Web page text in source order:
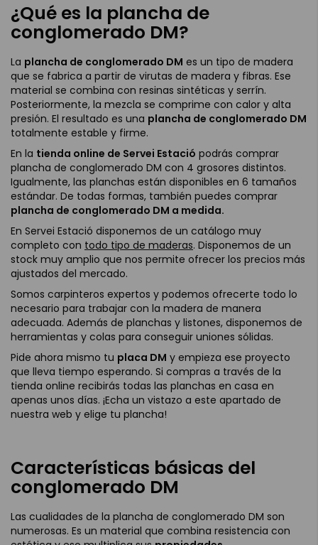
¿Qué es la plancha de
conglomerado DM?
La plancha de conglomerado DM es un tipo de madera
que se fabrica a partir de virutas de madera y fibras. Ese
material se combina con resinas sintéticas y serrín.
Posteriormente, la mezcla se comprime con calor y alta
presión. El resultado es una plancha de conglomerado DM
totalmente estable y firme.
En la tienda online de Servei Estació podrás comprar
plancha de conglomerado DM con 4 grosores distintos.
Igualmente, las planchas están disponibles en 6 tamaños
estándar. De todas formas, también puedes comprar
plancha de conglomerado DM a medida.
En Servei Estació disponemos de un catálogo muy
completo con todo tipo de maderas. Disponemos de un
stock muy amplio que nos permite ofrecer los precios más
ajustados del mercado.
Somos carpinteros expertos y podemos ofrecerte todo lo
necesario para trabajar con la madera de manera
adecuada. Además de planchas y listones, disponemos de
herramientas y colas para conseguir uniones sólidas.
Pide ahora mismo tu placa DM y empieza ese proyecto
que lleva tiempo esperando. Si compras a través de la
tienda online recibirás todas las planchas en casa en
apenas unos días. ¡Echa un vistazo a este apartado de
nuestra web y elige tu plancha!
Características básicas del
conglomerado DM
Las cualidades de la plancha de conglomerado DM son
numerosas. Es un material que combina resistencia con